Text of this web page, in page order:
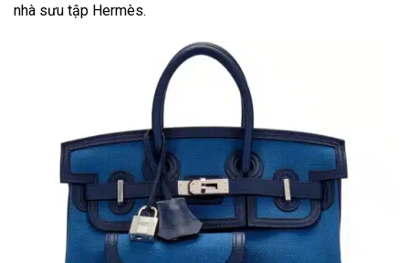
nhà sưu tập Hermès.